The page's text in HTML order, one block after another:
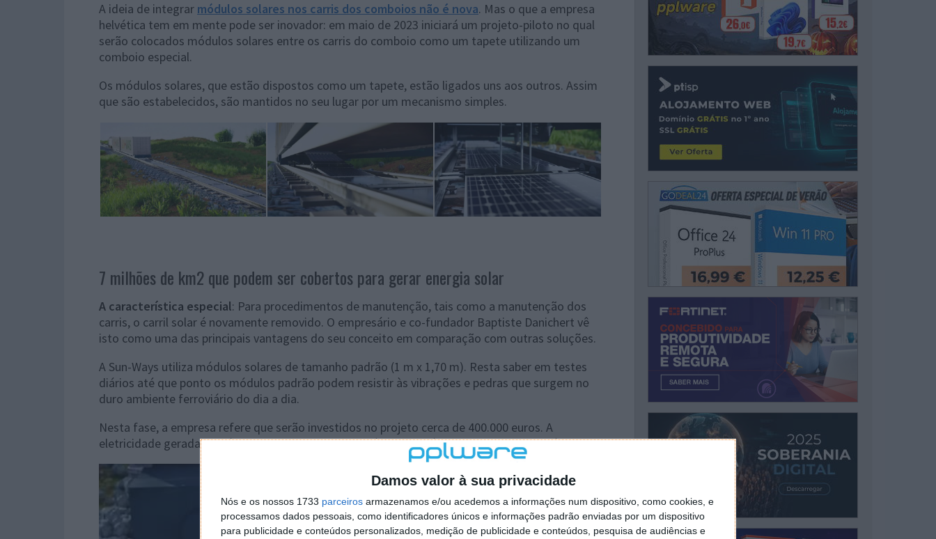
Damos valor à sua privacidade
Nós e os nossos 1733 parceiros armazenamos e/ou acedemos a informações num dispositivo, como cookies, e
processamos dados pessoais, como identificadores únicos e informações padrão enviadas por um dispositivo
para publicidade e conteúdos personalizados, medição de publicidade e conteúdos, pesquisa de audiências e
A ideia de integrar módulos solares nos carris dos comboios não é nova. Mas o que a empresa
helvética tem em mente pode ser inovador: em maio de 2023 iniciará um projeto-piloto no qual
serão colocados módulos solares entre os carris do comboio como um tapete utilizando um
comboio especial.
Os módulos solares, que estão dispostos como um tapete, estão ligados uns aos outros. Assim
que são estabelecidos, são mantidos no seu lugar por um mecanismo simples.
7 milhões de km2 que podem ser cobertos para gerar energia solar
A característica especial: Para procedimentos de manutenção, tais como a manutenção dos
carris, o carril solar é novamente removido. O empresário e co-fundador Baptiste Danichert vê
isto como uma das principais vantagens do seu conceito em comparação com outras soluções.
A Sun-Ways utiliza módulos solares de tamanho padrão (1 m x 1,70 m). Resta saber em testes
diários até que ponto os módulos padrão podem resistir às vibrações e pedras que surgem no
duro ambiente ferroviário do dia a dia.
Nesta fase, a empresa refere que serão investidos no projeto cerca de 400.000 euros. A
eletricidade gerada ou irá diretamente para a linha aérea ou será alimentada na rede elétrica.